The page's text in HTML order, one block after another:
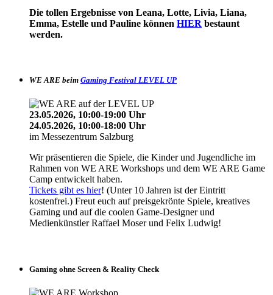
Die tollen Ergebnisse von Leana, Lotte, Livia, Liana,
Emma, Estelle und Pauline können HIER bestaunt
werden.
WE ARE beim Gaming Festival LEVEL UP
23.05.2026, 10:00-19:00 Uhr
24.05.2026, 10:00-18:00 Uhr
im Messezentrum Salzburg
Wir präsentieren die Spiele, die Kinder und Jugendliche im
Rahmen von WE ARE Workshops und dem WE ARE Game
Camp entwickelt haben.
Tickets gibt es hier! (Unter 10 Jahren ist der Eintritt
kostenfrei.) Freut euch auf preisgekrönte Spiele, kreatives
Gaming und auf die coolen Game-Designer und
Medienkünstler Raffael Moser und Felix Ludwig!
Gaming ohne Screen & Reality Check